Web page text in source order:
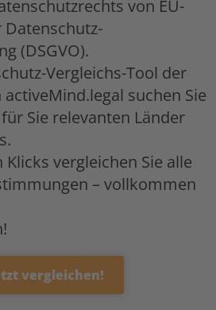
von EU-
(DSGVO).
Vergleichs-Tool der
suchen Sie
Sie relevanten Länder
vergleichen Sie alle
– vollkommen
vergleichen!